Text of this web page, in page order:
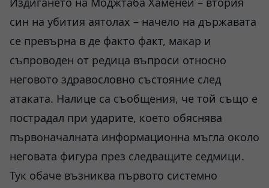
син на убития аятолах – начело на държавата
се превърна в де факто факт, макар и
съпроводен от редица въпроси относно
неговото здравословно състояние след
атаката. Налице са съобщения, че той също е
пострадал при ударите, което обяснява
първоначалната информационна мъгла около
неговата фигура през следващите седмици.
Тук обаче възниква първото системно